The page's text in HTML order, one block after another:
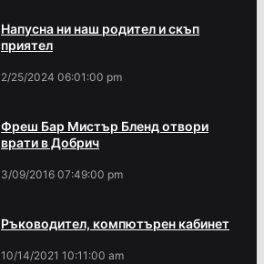
Напусна ни наш родител и скъп
приятел
2/25/2024 06:01:00 pm
Фреш Бар Мистър Бленд отвори
врати в Добрич
3/09/2016 07:49:00 pm
Ръководител, компютърен кабинет
10/14/2021 10:11:00 am